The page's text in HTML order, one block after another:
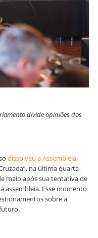
divide opiniões dos
dissolveu a Assembleia
na última quarta-
maio após sua tentativa de
assembleia. Esse momento
sobre a